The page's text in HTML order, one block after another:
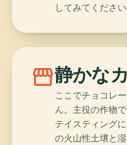
してみてください
storefront静かな
ここでチョコレ
ん。主役の作物
テイスティング
の火山性土壌と